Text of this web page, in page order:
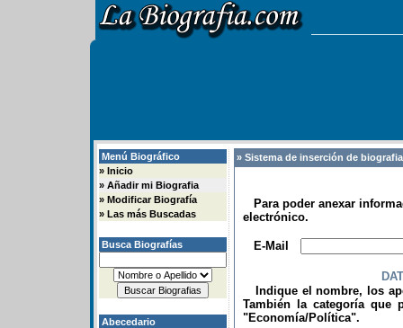
Menú Biográfico
» Inicio
» Añadir mi Biografia
» Modificar Biografía
» Las más Buscadas
Busca Biografías
Abecedario
» Sistema de inserción de
Para poder anexar
electrónico.
E-Mail
Indique el nombre, los
También la categoría que
"Economía/Política".